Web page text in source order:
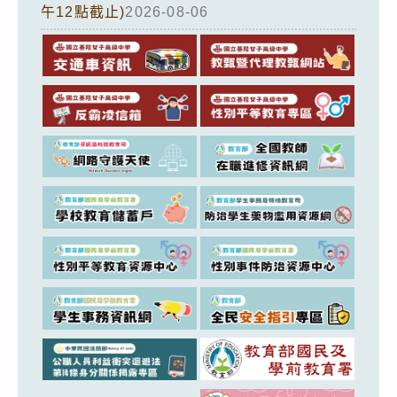
午12點截止)2026-08-06